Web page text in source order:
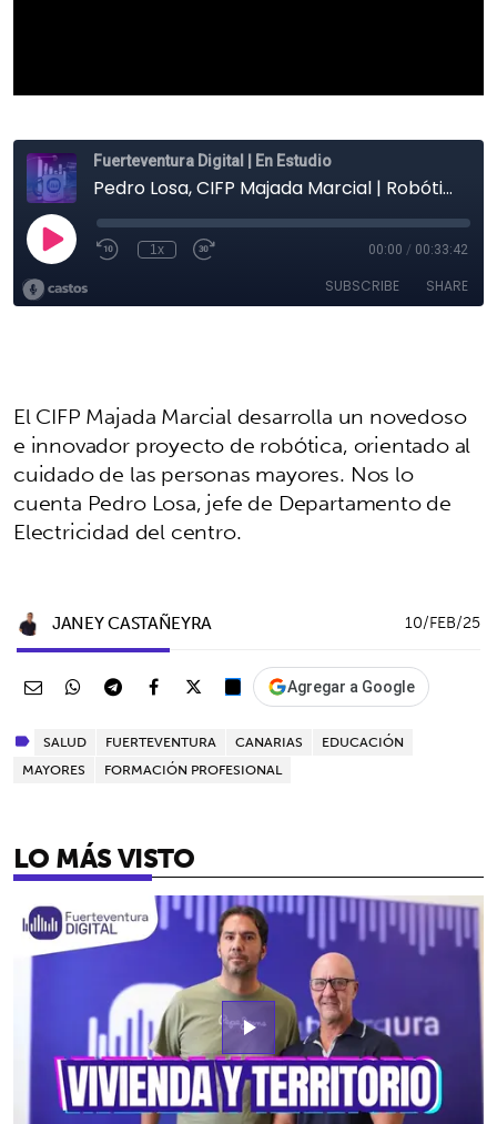
El CIFP Majada Marcial desarrolla un novedoso
e innovador proyecto de robótica, orientado al
cuidado de las personas mayores. Nos lo
cuenta Pedro Losa, jefe de Departamento de
Electricidad del centro.
JANEY CASTAÑEYRA 10/FEB/25
Agregar a Google
SALUD FUERTEVENTURA CANARIAS
EDUCACIÓN
MAYORES
FORMACIÓN PROFESIONAL
LO MÁS VISTO
play_arrow